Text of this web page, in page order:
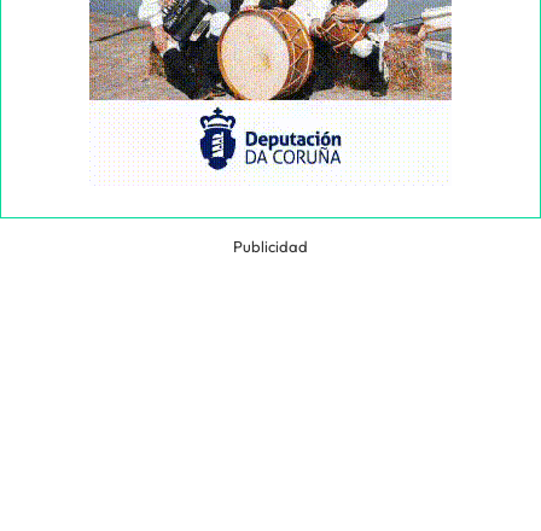
Publicidad